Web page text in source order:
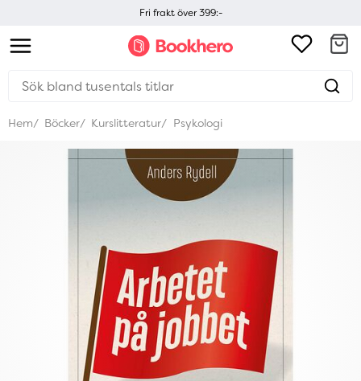
Fri frakt över 399:-
Hem Böcker Kurslitteratur Psykologi